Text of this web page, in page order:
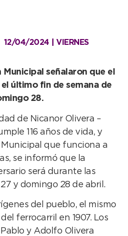
12/04/2024 | VIERNES
señalaron que el
último fin de semana de
28.
de Nicanor Olivera –
116 años de vida, y
que funciona a
se informó que la
será durante las
y domingo 28 de abril.
del pueblo, el mismo
ferrocarril en 1907. Los
y Adolfo Olivera